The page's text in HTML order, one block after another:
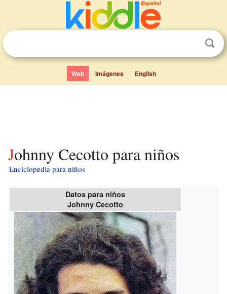
Web Imágenes English
Johnny Cecotto para niños
Enciclopedia para niños
Datos para niños
Johnny Cecotto